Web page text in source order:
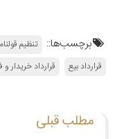
برچسب‌ها:: تنظیم
قرارداد بیع
قرارداد خریدار
مطلب قبلی